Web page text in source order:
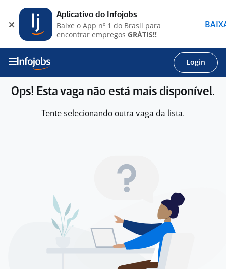
Login
Ops! Esta vaga não está mais disponível.
Tente selecionando outra vaga da lista.
Aplicativo do Infojobs
Baixe o App nº 1 do Brasil para
encontrar empregos GRÁTIS!!